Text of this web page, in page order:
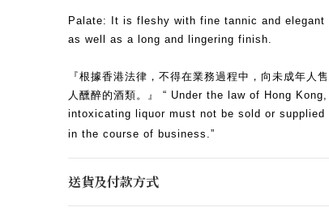
Palate: It is fleshy with fine tannic and elegant
as well as a long and lingering finish.
『根據香港法律，不得在業務過程中，向未成年人
人醺醉的酒類。』 “ Under the law of Hong Kong,
intoxicating liquor must not be sold or supplied
in the course of business.”
送貨及付款方式